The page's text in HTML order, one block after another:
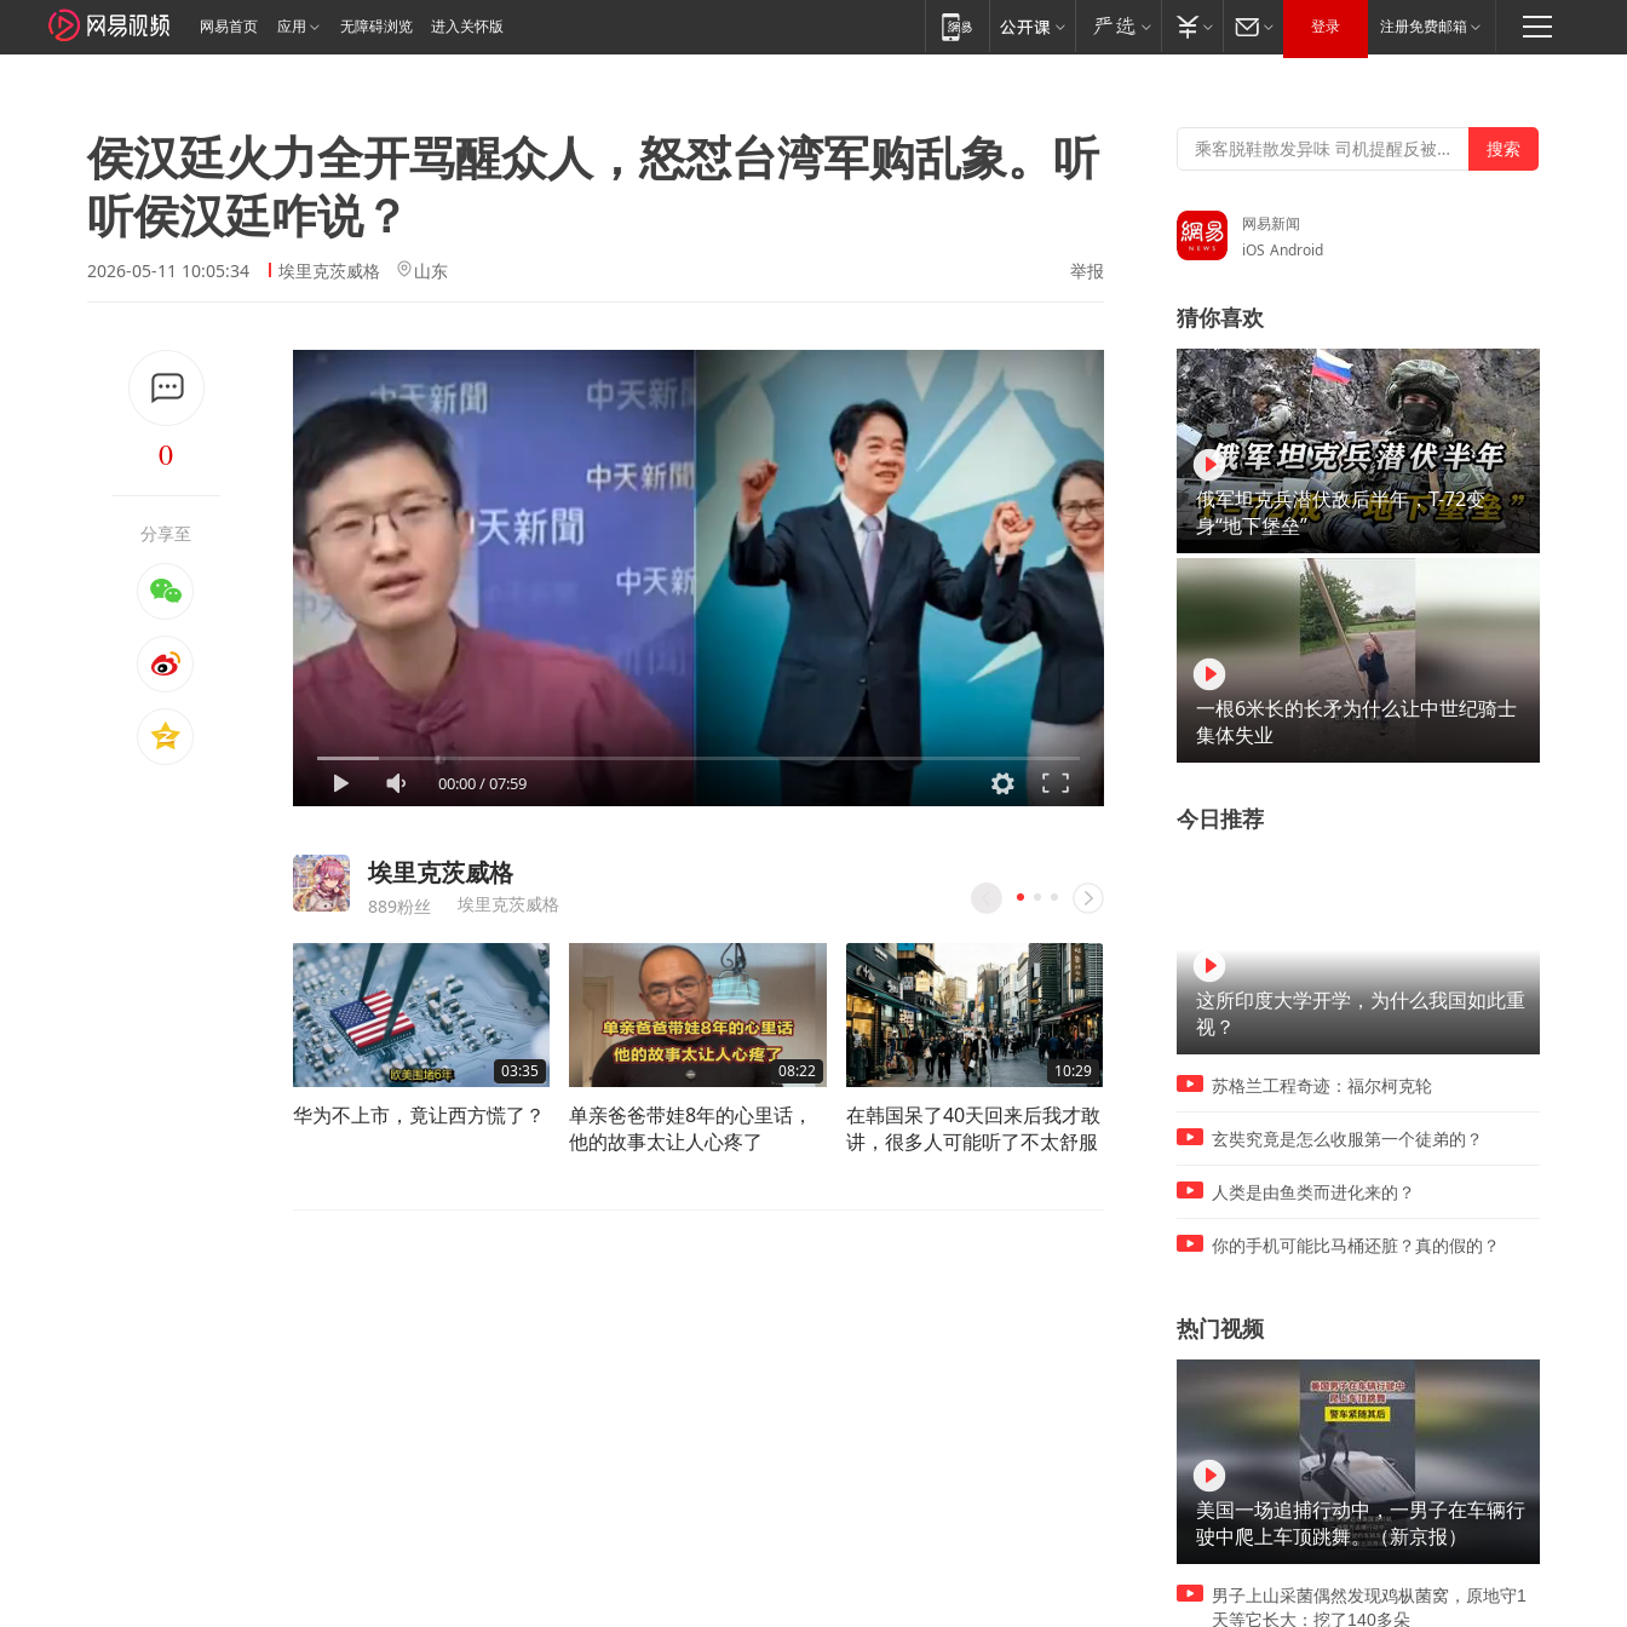
网易首页 应用 无障碍浏览 进入关怀版 登录 注册免费邮箱
侯汉廷火力全开骂醒众人，怒怼台湾军购乱象。听
听侯汉廷咋说？
2026-05-11 10:05:34 埃里克茨威格 山东 举报
0
分享至
00:00/07:59
埃里克茨威格
889粉丝 埃里克茨威格
03:35
华为不上市，竟让西方慌了？
08:22
单亲爸爸带娃8年的心里话，
他的故事太让人心疼了
10:29
在韩国呆了40天回来后我才敢
讲，很多人可能听了不太舒服
开后全球失声
网易新闻
iOS Android
猜你喜欢
俄军坦克兵潜伏敌后半年，T-72变
身“地下堡垒”
一根6米长的长矛为什么让中世纪骑士
集体失业
今日推荐
这所印度大学开学，为什么我国如此重
视？
苏格兰工程奇迹：福尔柯克轮
玄奘究竟是怎么收服第一个徒弟的？
人类是由鱼类而进化来的？
你的手机可能比马桶还脏？真的假的？
热门视频
美国一场追捕行动中，一男子在车辆行
驶中爬上车顶跳舞。（新京报）
男子上山采菌偶然发现鸡枞菌窝，原地守1
天等它长大：挖了140多朵